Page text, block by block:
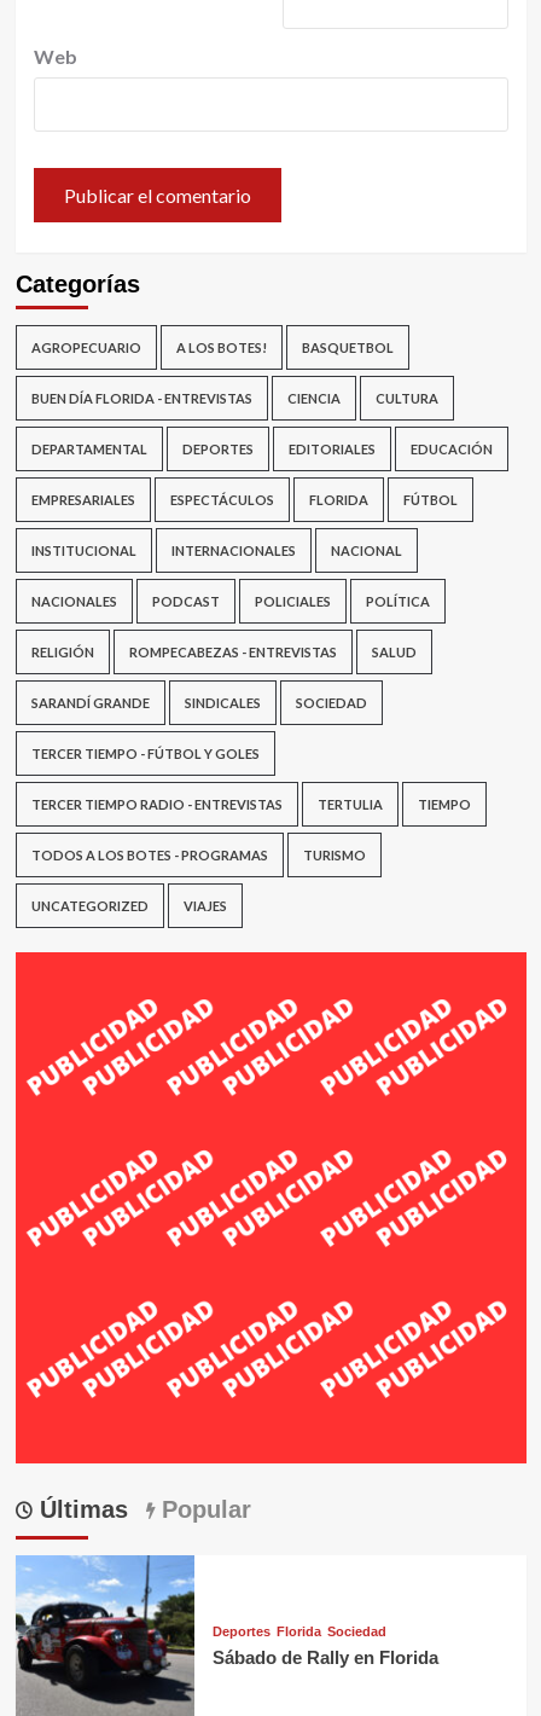
Web
Categorías
AGROPECUARIO A LOS BOTES! BASQUETBOL
BUEN DÍA FLORIDA - ENTREVISTAS CIENCIA CULTURA
DEPARTAMENTAL DEPORTES EDITORIALES EDUCACIÓN
EMPRESARIALES ESPECTÁCULOS FLORIDA FÚTBOL
INSTITUCIONAL INTERNACIONALES NACIONAL
NACIONALES PODCAST POLICIALES POLÍTICA
RELIGIÓN ROMPECABEZAS - ENTREVISTAS SALUD
SARANDÍ GRANDE SINDICALES SOCIEDAD
TERCER TIEMPO - FÚTBOL Y GOLES
TERCER TIEMPO RADIO - ENTREVISTAS TERTULIA TIEMPO
TODOS A LOS BOTES - PROGRAMAS TURISMO
UNCATEGORIZED VIAJES
Últimas Popular
Deportes Florida Sociedad
Sábado de Rally en Florida